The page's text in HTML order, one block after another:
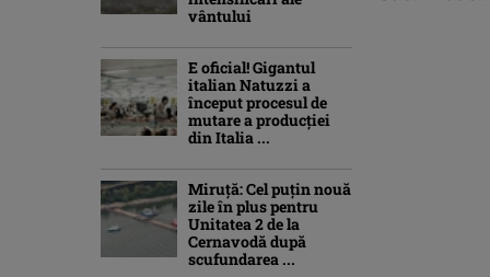
vântului
E oficial! Gigantul
italian Natuzzi a
început procesul de
mutare a producției
din Italia ...
Miruță: Cel puțin nouă
zile în plus pentru
Unitatea 2 de la
Cernavodă după
scufundarea ...